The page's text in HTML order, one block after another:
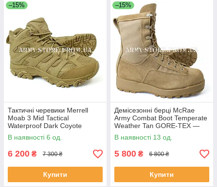
–15%
Тактичні черевики Merrell
Moab 3 Mid Tactical
Waterproof Dark Coyote
(мембрана, Vibram)
В наявності 6 од.
6 200 ₴ 7 300 ₴
Купити
–15%
Демісезонні берці McRae
Army Combat Boot Temperate
Weather Tan GORE-TEX —
Черевики США
В наявності 13 од.
5 800 ₴ 6 800 ₴
Купити